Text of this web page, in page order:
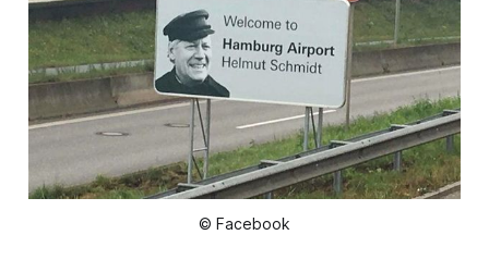
© Facebook